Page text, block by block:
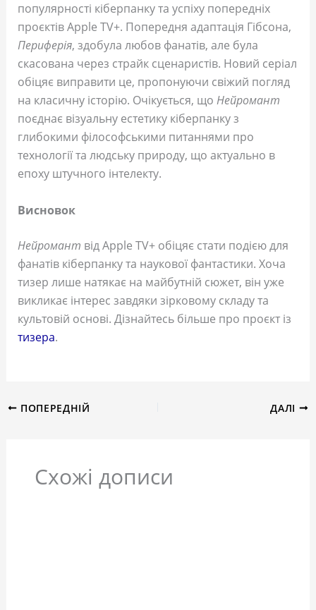
популярності кіберпанку та успіху попередніх
проєктів Apple TV+. Попередня адаптація Гібсона,
Периферія, здобула любов фанатів, але була
скасована через страйк сценаристів. Новий серіал
обіцяє виправити це, пропонуючи свіжий погляд
на класичну історію. Очікується, що Нейромант
поєднає візуальну естетику кіберпанку з
глибокими філософськими питаннями про
технології та людську природу, що актуально в
епоху штучного інтелекту.
Висновок
Нейромант від Apple TV+ обіцяє стати подією для
фанатів кіберпанку та наукової фантастики. Хоча
тизер лише натякає на майбутній сюжет, він уже
викликає інтерес завдяки зірковому складу та
культовій основі. Дізнайтесь більше про проєкт із
тизера.
ПОПЕРЕДНІЙ ДАЛІ
Схожі дописи